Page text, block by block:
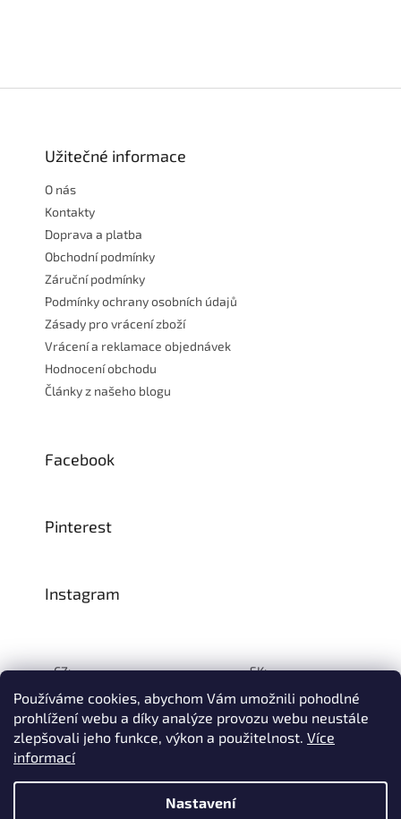
Používáme cookies, abychom Vám umožnili pohodlné
prohlížení webu a díky analýze provozu webu neustále
zlepšovali jeho funkce, výkon a použitelnost. Více
informací
Nastavení
Na přelomu července a srpna může dojít k určitému zpoždění
Užitečné informace
O nás
Kontakty
Doprava a platba
Obchodní podmínky
Záruční podmínky
Podmínky ochrany osobních údajů
Zásady pro vrácení zboží
Vrácení a reklamace objednávek
Hodnocení obchodu
Články z našeho blogu
Facebook
Pinterest
Instagram
CZ: SK:
Vytvořil Shoptet
© 1993–2026INTEA SERVICE s.r.o.Všechna práva vyhrazena.